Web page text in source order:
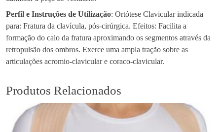
Perfil e Instruções de Utilização: Ortótese Clavicular indicada
para: Fratura da clavícula, pós-cirúrgica. Efeitos: Facilita a
formação do calo da fratura aproximando os segmentos através da
retropulsão dos ombros. Exerce uma ampla tração sobre as
articulações acromio-clavicular e coraco-clavicular.
Produtos Relacionados